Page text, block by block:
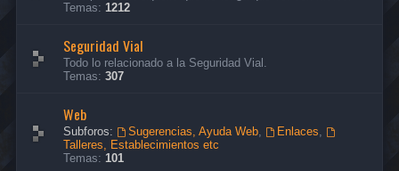
Temas: 1212
Seguridad Vial
Todo lo relacionado a la Seguridad Vial.
Temas: 307
Web
Subforos: Sugerencias, Ayuda Web, Enlaces,
Talleres, Establecimientos etc
Temas: 101